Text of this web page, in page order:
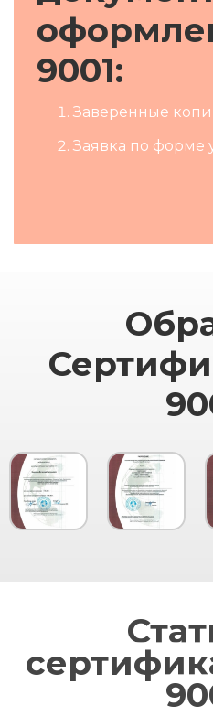
9001:​
Заверенные
Заявка по форме